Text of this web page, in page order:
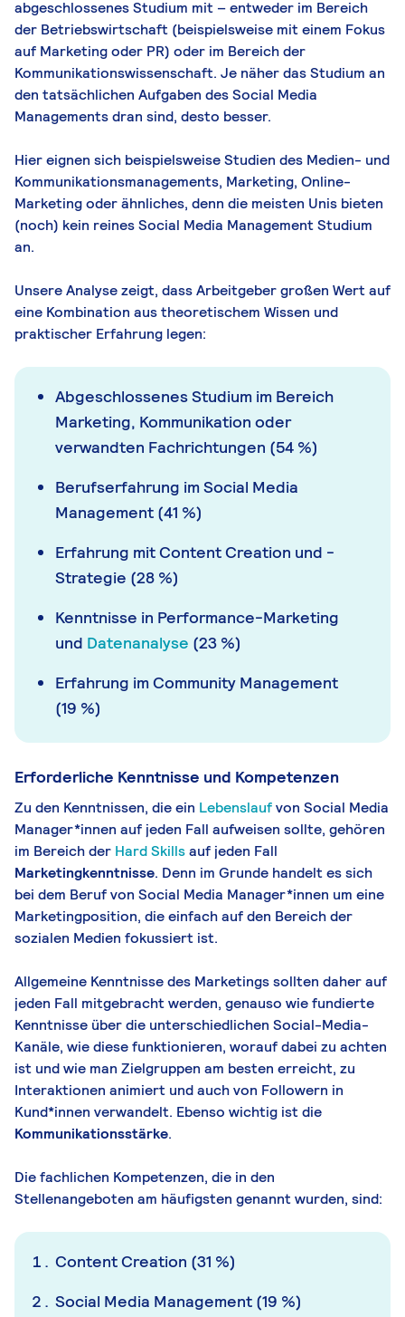
abgeschlossenes Studium mit – entweder im Bereich
der Betriebswirtschaft (beispielsweise mit einem Fokus
auf Marketing oder PR) oder im Bereich der
Kommunikationswissenschaft. Je näher das Studium an
den tatsächlichen Aufgaben des Social Media
Managements dran sind, desto besser.
Hier eignen sich beispielsweise Studien des Medien- und
Kommunikationsmanagements, Marketing, Online-
Marketing oder ähnliches, denn die meisten Unis bieten
(noch) kein reines Social Media Management Studium
an.
Unsere Analyse zeigt, dass Arbeitgeber großen Wert auf
eine Kombination aus theoretischem Wissen und
praktischer Erfahrung legen:
Abgeschlossenes Studium im Bereich
Marketing, Kommunikation oder
verwandten Fachrichtungen (54 %)
Berufserfahrung im Social Media
Management (41 %)
Erfahrung mit Content Creation und -
Strategie (28 %)
Kenntnisse in Performance-Marketing
und Datenanalyse (23 %)
Erfahrung im Community Management
(19 %)
Erforderliche Kenntnisse und Kompetenzen
Zu den Kenntnissen, die ein Lebenslaufvon Social Media
Manager*innen auf jeden Fall aufweisen sollte, gehören
im Bereich der Hard Skillsauf jeden Fall
Marketingkenntnisse. Denn im Grunde handelt es sich
bei dem Beruf von Social Media Manager*innen um eine
Marketingposition, die einfach auf den Bereich der
sozialen Medien fokussiert ist.
Allgemeine Kenntnisse des Marketings sollten daher auf
jeden Fall mitgebracht werden, genauso wie fundierte
Kenntnisse über die unterschiedlichen Social-Media-
Kanäle, wie diese funktionieren, worauf dabei zu achten
ist und wie man Zielgruppen am besten erreicht, zu
Interaktionen animiert und auch von Followern in
Kund*innen verwandelt. Ebenso wichtig ist die
Kommunikationsstärke.
Die fachlichen Kompetenzen, die in den
Stellenangeboten am häufigsten genannt wurden, sind:
Content Creation (31 %)
Social Media Management (19 %)